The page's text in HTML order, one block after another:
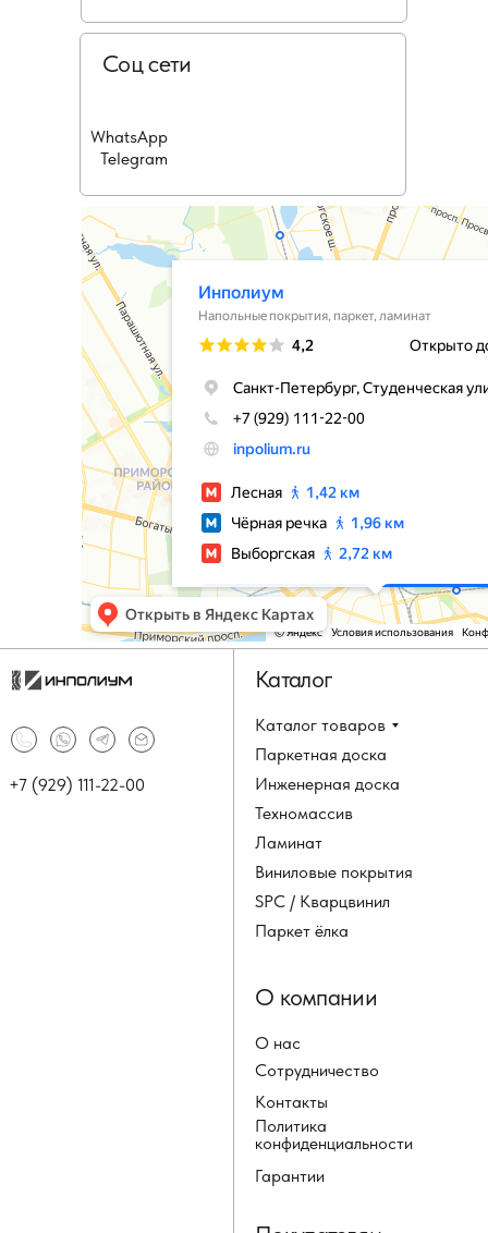
Соц сети
WhatsApp
Telegram
Каталог товаров
Паркетная доска
Инженерная доска
Техномассив
+7 (929) 111-22-00
Каталог
Ламинат
Виниловые покрытия
SPC / Кварцвинил
Паркет ёлка
О нас
Сотрудничество
Контакты
Политика
конфиденциальности
О компании
Гарантии